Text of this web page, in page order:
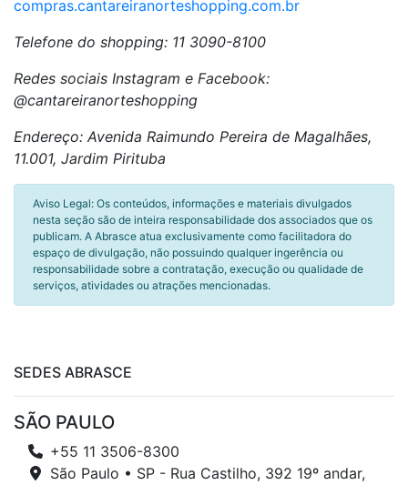
compras.cantareiranorteshopping.com.br
Telefone do shopping: 11 3090-8100
Redes sociais Instagram e Facebook:
@cantareiranorteshopping
Endereço: Avenida Raimundo Pereira de Magalhães,
11.001, Jardim Pirituba
Aviso Legal: Os conteúdos, informações e materiais divulgados
nesta seção são de inteira responsabilidade dos associados que os
publicam. A Abrasce atua exclusivamente como facilitadora do
espaço de divulgação, não possuindo qualquer ingerência ou
responsabilidade sobre a contratação, execução ou qualidade de
serviços, atividades ou atrações mencionadas.
SEDES ABRASCE
SÃO PAULO
+55 11 3506-8300
São Paulo • SP - Rua Castilho, 392 19º andar,